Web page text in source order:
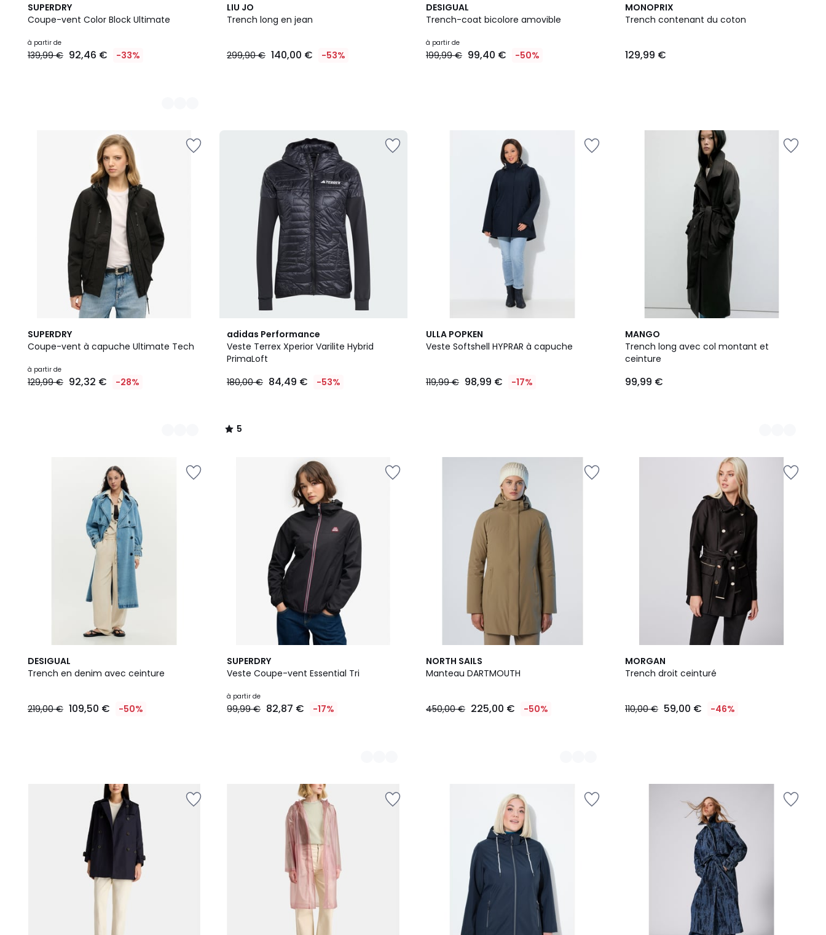
SUPERDRY
Coupe-vent Color Block Ultimate
à partir de
139,99 € 92,46 € -33%
4
Couleurs
LIU JO
Trench long en jean
299,90 € 140,00 € -53%
DESIGUAL
Trench-coat bicolore amovible
à partir de
199,99 € 99,40 € -50%
MONOPRIX
Trench contenant du coton
129,99 €
SUPERDRY
Coupe-vent à capuche Ultimate Tech
à partir de
129,99 € 92,32 € -28%
2
Couleurs
adidas Performance
Veste Terrex Xperior Varilite Hybrid
PrimaLoft
180,00 € 84,49 € -53%
5
/
5
5
/
ULLA POPKEN
Veste Softshell HYPRAR à capuche
119,99 € 98,99 € -17%
MANGO
Trench long avec col montant et
ceinture
99,99 €
2
Couleurs
DESIGUAL
Trench en denim avec ceinture
219,00 € 109,50 € -50%
SUPERDRY
Veste Coupe-vent Essential Tri
à partir de
99,99 € 82,87 € -17%
2
Couleurs
NORTH SAILS
Manteau DARTMOUTH
450,00 € 225,00 € -50%
2
Couleurs
MORGAN
Trench droit ceinturé
110,00 € 59,00 € -46%